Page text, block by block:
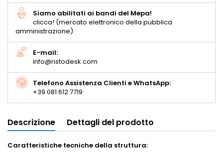
Siamo abilitati ai bandi del Mepa!
clicca! (mercato elettronico della pubblica
amministrazione)
E-mail:
info@ristodesk.com
Telefono Assistenza Clienti e WhatsApp:
+39 081 612 7719
Descrizione Dettagli del prodotto
Caratteristiche tecniche della struttura: